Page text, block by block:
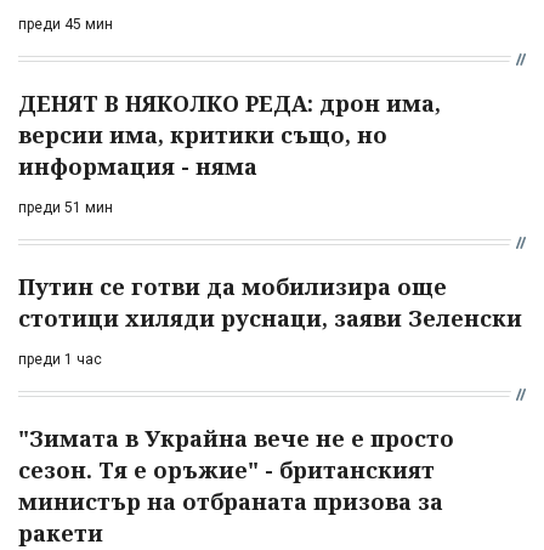
преди 45 мин
ДЕНЯТ В НЯКОЛКО РЕДА: дрон има,
версии има, критики също, но
информация - няма
преди 51 мин
Путин се готви да мобилизира още
стотици хиляди руснаци, заяви Зеленски
преди 1 час
"Зимата в Украйна вече не е просто
сезон. Тя е оръжие" - британският
министър на отбраната призова за
ракети